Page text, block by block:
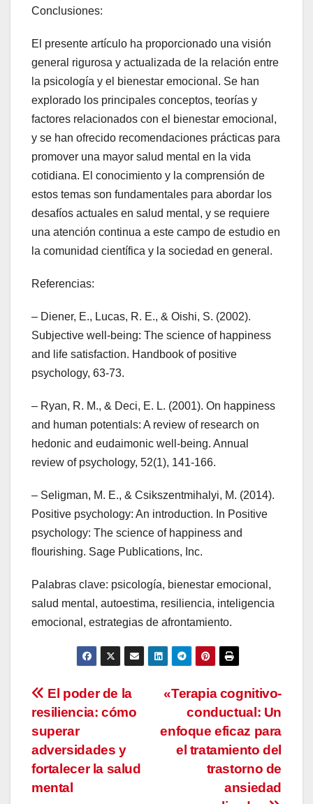
Conclusiones:
El presente artículo ha proporcionado una visión
general rigurosa y actualizada de la relación entre
la psicología y el bienestar emocional. Se han
explorado los principales conceptos, teorías y
factores relacionados con el bienestar emocional,
y se han ofrecido recomendaciones prácticas para
promover una mayor salud mental en la vida
cotidiana. El conocimiento y la comprensión de
estos temas son fundamentales para abordar los
desafíos actuales en salud mental, y se requiere
una atención continua a este campo de estudio en
la comunidad científica y la sociedad en general.
Referencias:
– Diener, E., Lucas, R. E., & Oishi, S. (2002).
Subjective well-being: The science of happiness
and life satisfaction. Handbook of positive
psychology, 63-73.
– Ryan, R. M., & Deci, E. L. (2001). On happiness
and human potentials: A review of research on
hedonic and eudaimonic well-being. Annual
review of psychology, 52(1), 141-166.
– Seligman, M. E., & Csikszentmihalyi, M. (2014).
Positive psychology: An introduction. In Positive
psychology: The science of happiness and
flourishing. Sage Publications, Inc.
Palabras clave: psicología, bienestar emocional,
salud mental, autoestima, resiliencia, inteligencia
emocional, estrategias de afrontamiento.
Navegación
de
entradas
«Terapia cognitivo-
conductual: Un
enfoque eficaz para
el tratamiento del
trastorno de
ansiedad
El poder de la
resiliencia: cómo
superar
adversidades y
fortalecer la salud
mental